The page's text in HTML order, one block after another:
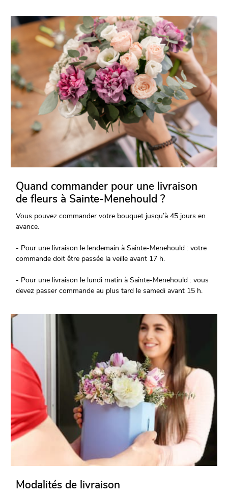
Quand commander pour une livraison
de fleurs à Sainte-Menehould ?
Vous pouvez commander votre bouquet jusqu’à 45 jours en
avance.
- Pour une livraison le lendemain à Sainte-Menehould : votre
commande doit être passée la veille avant 17 h.
- Pour une livraison le lundi matin à Sainte-Menehould : vous
devez passer commande au plus tard le samedi avant 15 h.
Modalités de livraison